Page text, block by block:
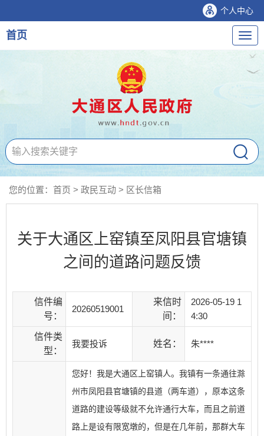
个人中心
导
航
首页
您的位置： 首页 > 政民互动 > 区长信箱
关于大通区上窑镇至凤阳县官塘镇
之间的道路问题反馈
信件编
号：
20260519001
来信时
间：
2026-05-19 1
4:30
信件类
型：
我要投诉 姓名： 朱****
您好！我是大通区上窑镇人。我镇有一条通往滁
州市凤阳县官塘镇的县道（两车道），原本这条
道路的建设等级就不允许通行大车，而且之前道
路上是设有限宽墩的，但是在几年前，那群大车